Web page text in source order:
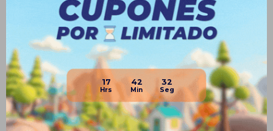
17 42 32
Especificaciones:
• Material: Tubo de acero + Cuero PU + Espuma
viscoelástica
• Peso máximo soportado: 136kg
• Medidas: 115cm x 79cm x 152cm
• Alturas de usuario ajustables: 130-185cm
• Peso del producto: 22kg
GARANTÍA